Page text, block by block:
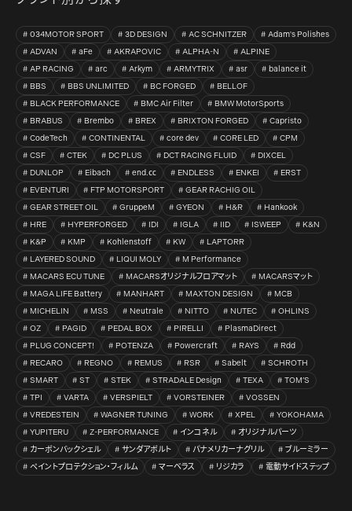
034MOTOR SPORT 3D DESIGN AC SCHNITZER
Adam's Polishes
ADVAN
aFe AKRAPOVIC ALPHA-N
ALPINE
AP RACING
arc Arkym ARMYTRIX asr
balance it
BBS
BBS UNLIMITED BC FORGED
BELLOF
BLACK PERFORMANCE
BMC Air Filter
BMW MotorSports
BRABUS
Brembo BREX BRIXTON FORGED
Capristo
CodeTech
CONTINENTAL core dev CORE LED
CPM
CSF
CTEK DC PLUS DCT RACING FLUID
DIXCEL
DUNLOP
Eibach end.㏄ ENDLESS ENKEI
ERST
EVENTURI
FTP MOTORSPORT
GEAR RACHIG OIL
GEAR STREET OIL
GruppeM GYEON H&R
Hankook
HRE
HYPERFORGED IDI IGLA IID ISWEEP
K&N
K&P
KMP Kohlenstoff KW
LAPTORR
LAYERED SOUND
LIQUI MOLY
M Performance
MACARS ECU TUNE
MACARSオリジナルフロアマット
MACARSマット
MAGA LIFE Battery
MANHART MAXTON DESIGN
MCB
MICHELIN
MSS Neutrale NITTO NUTEC
OHLINS
OZ
PAGID PEDAL BOX PIRELLI
PlasmaDirect
PLUG CONCEPT!
POTENZA Powercraft RAYS
Rdd
RECARO
REGNO REMUS RSR Sabelt
SCHROTH
SMART
ST STEK STRADALE Design TEXA
TOM’S
TPI
VARTA VERSPIELT VORSTEINER
VOSSEN
VREDESTEIN
WAGNER TUNING WORK XPEL
YOKOHAMA
YUPITERU
Z-PERFORMANCE インコネル
オリジナルパーツ
カーボンバックシェル
サンダアボルト パナメリカーナグリル
ブルーミラー
ペイントプロテクション・フィルム
マーベラス リジカラ 電動サイドステップ